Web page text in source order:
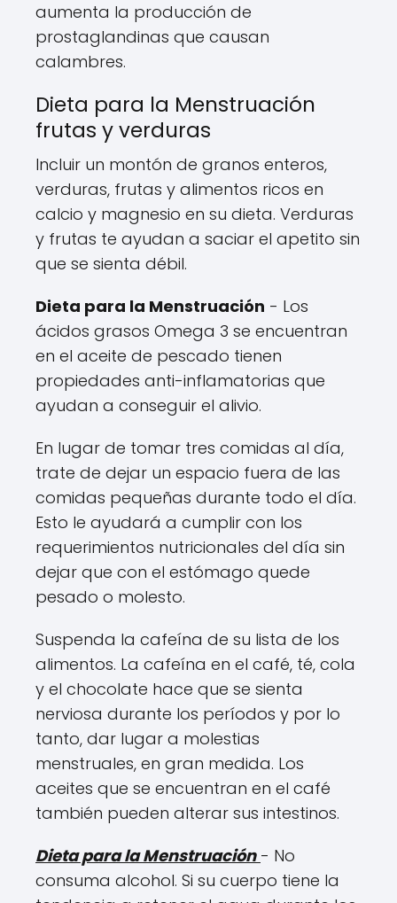
aumenta la producción de
prostaglandinas que causan
calambres.
Dieta para la Menstruación
frutas y verduras
Incluir un montón de granos enteros,
verduras, frutas y alimentos ricos en
calcio y magnesio en su dieta. Verduras
y frutas te ayudan a saciar el apetito sin
que se sienta débil.
Dieta para la Menstruación - Los
ácidos grasos Omega 3 se encuentran
en el aceite de pescado tienen
propiedades anti-inflamatorias que
ayudan a conseguir el alivio.
En lugar de tomar tres comidas al día,
trate de dejar un espacio fuera de las
comidas pequeñas durante todo el día.
Esto le ayudará a cumplir con los
requerimientos nutricionales del día sin
dejar que con el estómago quede
pesado o molesto.
Suspenda la cafeína de su lista de los
alimentos. La cafeína en el café, té, cola
y el chocolate hace que se sienta
nerviosa durante los períodos y por lo
tanto, dar lugar a molestias
menstruales, en gran medida. Los
aceites que se encuentran en el café
también pueden alterar sus intestinos.
Dieta para la Menstruación - No
consuma alcohol. Si su cuerpo tiene la